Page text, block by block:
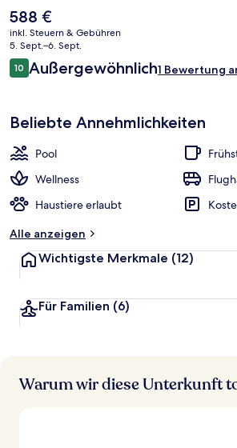
Massagen, Ganzkörperwickeln oder
verwöhnen lassen. Als weitere Highlights
luxuriösen Stil 2 Bars/Lounges, einen
Außenpool. Von Skipässen, einem Skiraum,
Skiunterricht profitierst du ebenfalls.
Der
aktuelle
Preis
beträgt
588 €.
588 €
inkl. Steuern & Gebühren
5. Sept.–6. Sept.
Bewertungen
1010 von 10.
Außergewöhnlich1 Bewertung
Beliebte Annehmlichkeiten
Pool
Wellness
Haustiere erlaubt
Alle anzeigen
Wichtigste Merkmale (12)
Für Familien (6)
Warum wir diese Unterkunft